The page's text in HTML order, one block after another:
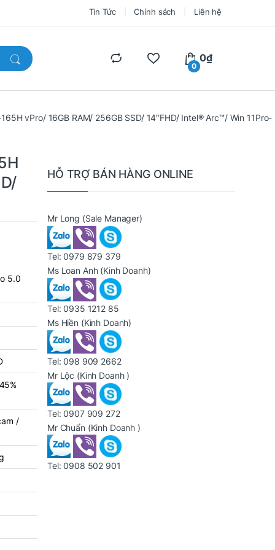
Tin Tức Chính sách Liên hệ
0
0₫
vPro/ 16GB RAM/ 256GB SSD/ 14″FHD/ Intel® Arc™/ Win 11Pro-
5.0
/
HỖ TRỢ BÁN HÀNG ONLINE
Mr Long (Sale Manager)
Tel:0979 879 379
Ms Loan Anh (Kinh Doanh)
Tel:0935 1212 85
Ms Hiền (Kinh Doanh)
Tel:098 909 2662
Mr Lộc (Kinh Doanh )
Tel:0907 909 272
Mr Chuẩn (Kinh Doanh )
Tel:0908 502 901